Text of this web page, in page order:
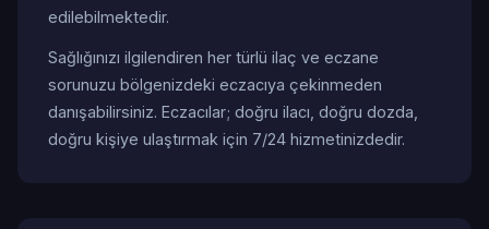
edilebilmektedir.
Sağlığınızı ilgilendiren her türlü ilaç ve eczane
sorunuzu bölgenizdeki eczacıya çekinmeden
danışabilirsiniz. Eczacılar; doğru ilacı, doğru dozda,
doğru kişiye ulaştırmak için 7/24 hizmetinizdedir.